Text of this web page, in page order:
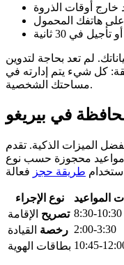
خارج أوقات الذروة
هاتفك المحمول
في 30 ثانية
لم تعد بحاجة لتدوين
كل شيء يتم إدارته في
مساحتك الشخصية.
في بيريغو
الميزات الذكية. تقدم
محجوزة حسب نوع
طريقة حجز
نوع الإجراء المواعيد
تصريح الإقامة 8:30-10:30
رخصة القيادة 2:00-3:30
بطاقات الهوية 10:45-